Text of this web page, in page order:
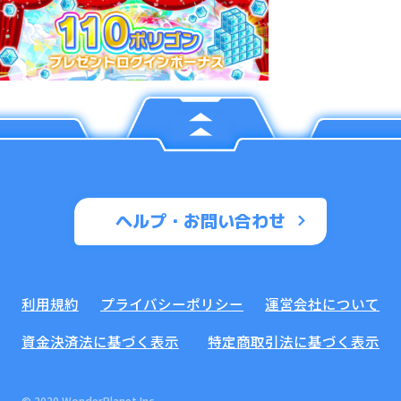
ヘルプ・お問い合わせ
利用規約 プライバシーポリシー
運営会社について
資金決済法に基づく表示
特定商取引法に基づく表示